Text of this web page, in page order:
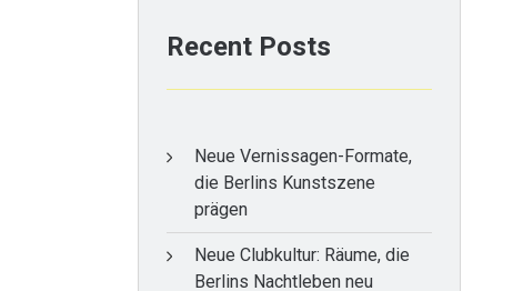
Recent Posts
Neue Vernissagen-Formate,
die Berlins Kunstszene
prägen
Neue Clubkultur: Räume, die
Berlins Nachtleben neu